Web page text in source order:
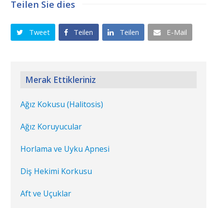
Teilen Sie dies
Tweet Teilen Teilen E-Mail
Merak Ettikleriniz
Ağız Kokusu (Halitosis)
Ağız Koruyucular
Horlama ve Uyku Apnesi
Diş Hekimi Korkusu
Aft ve Uçuklar